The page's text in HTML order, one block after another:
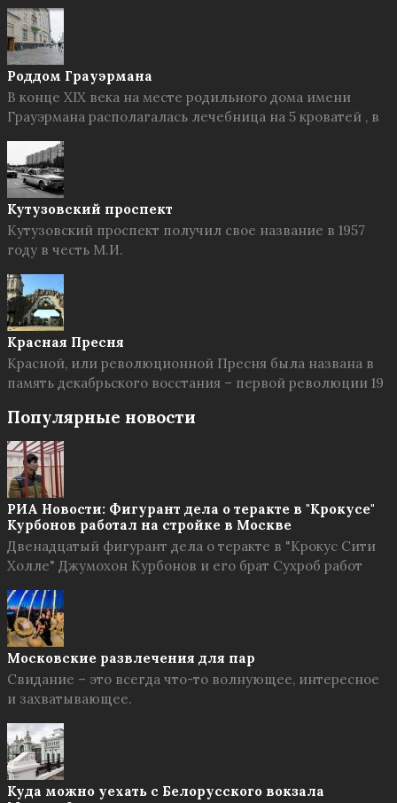
Роддом Грауэрмана
В конце XIX века на месте родильного дома имени
Грауэрмана располагалась лечебница на 5 кроватей , в
Кутузовский проспект
Кутузовский проспект получил свое название в 1957
году в честь М.И.
Красная Пресня
Красной, или революционной Пресня была названа в
память декабрьского восстания – первой революции 19
Популярные новости
РИА Новости: Фигурант дела о теракте в "Крокусе"
Курбонов работал на стройке в Москве
Двенадцатый фигурант дела о теракте в "Крокус Сити
Холле" Джумохон Курбонов и его брат Сухроб работ
Московские развлечения для пар
Свидание – это всегда что-то волнующее, интересное
и захватывающее.
Куда можно уехать с Белорусского вокзала